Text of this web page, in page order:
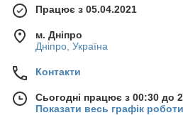
Працює з 05.04.2021
м. Дніпро
Дніпро, Україна
Контакти
Сьогодні працює з 00:30 до
Показати весь графік роботи